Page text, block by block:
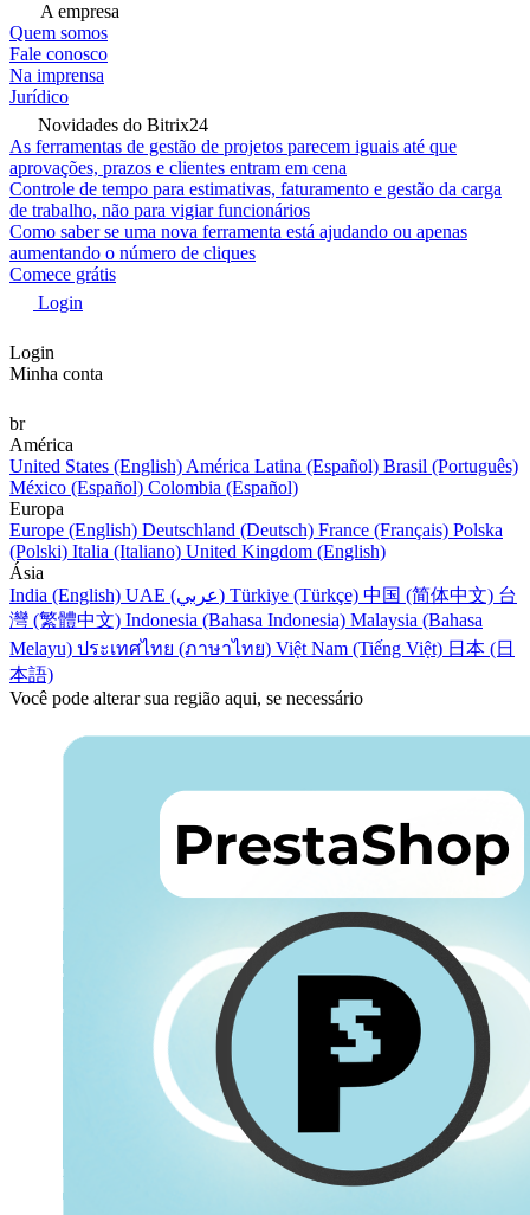
A empresa
Quem somos
Fale conosco
Na imprensa
Jurídico
Novidades do Bitrix24
As ferramentas de gestão de projetos parecem iguais até que
aprovações, prazos e clientes entram em cena
Controle de tempo para estimativas, faturamento e gestão da carga
de trabalho, não para vigiar funcionários
Como saber se uma nova ferramenta está ajudando ou apenas
aumentando o número de cliques
Comece grátis
Login
Login
Minha conta
br
América
United States (English) América Latina (Español) Brasil (Português)
México (Español) Colombia (Español)
Europa
Europe (English) Deutschland (Deutsch) France (Français) Polska
(Polski) Italia (Italiano) United Kingdom (English)
Ásia
India (English)
UAE (عربي) Türkiye (Türkçe) 中国 (简体中文) 台
灣 (繁體中文) Indonesia (Bahasa Indonesia) Malaysia (Bahasa
Melayu) ประเทศไทย (ภาษาไทย) Việt Nam (Tiếng Việt) 日本 (日
本語)
Você pode alterar sua região aqui, se necessário